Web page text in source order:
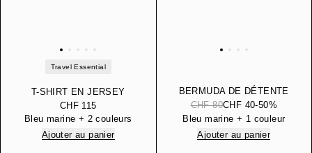
Travel Essential
T-SHIRT EN JERSEY
MÉLANGE LYOCELL
TRAVEL ESSENTIAL
CHF 115
Bleu marine + 2 couleurs
Ajouter au panier
BERMUDA DE DÉTENTE
EN JERSEY AVEC BANDE
LOGO
CHF 80CHF 40-50%
Bleu marine + 1 couleur
Ajouter au panier